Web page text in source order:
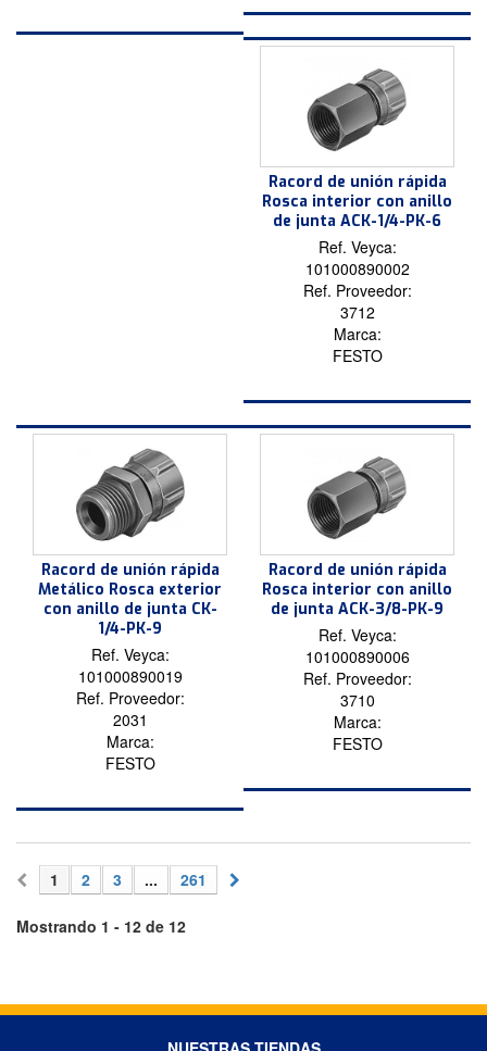
Racord de unión rápida
Rosca interior con anillo
de junta ACK-1/4-PK-6
Ref. Veyca:
101000890002
Ref. Proveedor:
3712
Marca:
FESTO
Racord de unión rápida
Metálico Rosca exterior
con anillo de junta CK-
1/4-PK-9
Ref. Veyca:
101000890019
Ref. Proveedor:
2031
Marca:
FESTO
Racord de unión rápida
Rosca interior con anillo
de junta ACK-3/8-PK-9
Ref. Veyca:
101000890006
Ref. Proveedor:
3710
Marca:
FESTO
1 2 3 ... 261
Mostrando 1 - 12 de 12